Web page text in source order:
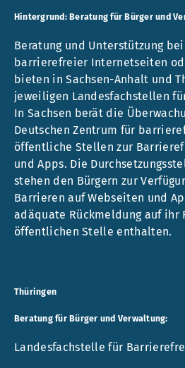
Hintergrund: Beratung für Bürger und
Beratung und Unterstützung
barrierefreier Internetseiten
bieten in Sachsen-Anhalt und
jeweiligen Landesfachstellen
In Sachsen berät die
Deutschen Zentrum für
öffentliche Stellen zur
und Apps. Die
stehen den Bürgern zur
Barrieren auf Webseiten und
adäquate Rückmeldung auf ihr
öffentlichen Stelle enthalten.
Thüringen
Beratung für Bürger und Verwaltung:
Landesfachstelle für